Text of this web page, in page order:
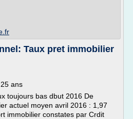
Taux pret immobilier
ans
toujours bas dbut 2016 De
actuel moyen avril 2016 : 1,97
immobilier constates par Crdit